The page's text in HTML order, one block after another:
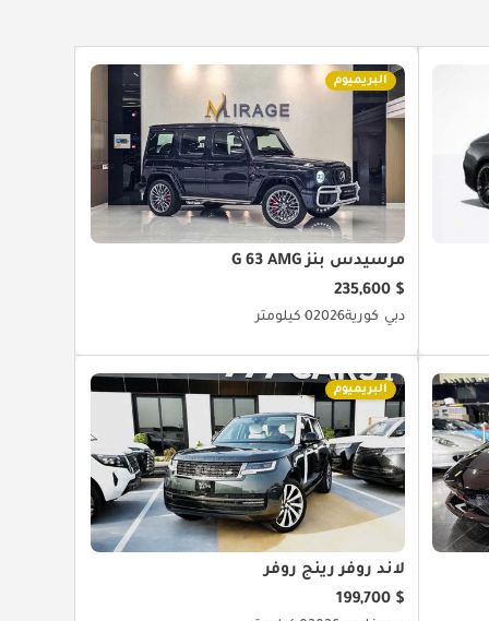
البريميوم
مرسيدس بنز G 63 AMG
$ 235,600
دبي كورية20260 كيلومتر
البريميوم
لاند روفر رينج روفر
$ 199,700